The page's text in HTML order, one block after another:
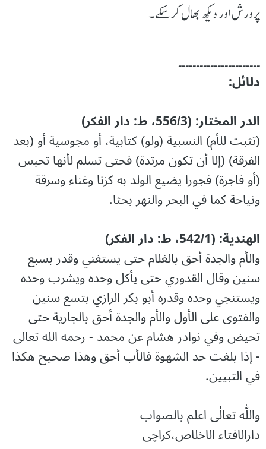
پرورش اور دیکھ بھال کرسکے۔
۔۔۔۔۔۔۔۔۔۔۔۔۔۔۔۔۔۔۔۔۔۔۔
دلائل:
الدر المختار: (556/3، ط: دار الفكر)
(تثبت للأم) النسبية (ولو) كتابية، أو مجوسية أو (بعد
الفرقة) (إلا أن تكون مرتدة) فحتى تسلم لأنها تحبس
(أو فاجرة) فجورا يضيع الولد به كزنا وغناء وسرقة
ونياحة كما في البحر والنهر بحثا.
الهندية: (542/1، ط: دار الفكر)
والأم والجدة أحق بالغلام حتى يستغني وقدر بسبع
سنين وقال القدوري حتى يأكل وحده ويشرب وحده
ويستنجي وحده وقدره أبو بكر الرازي بتسع سنين
والفتوى على الأول والأم والجدة أحق بالجارية حتى
تحيض وفي نوادر هشام عن محمد - رحمه الله تعالى
- إذا بلغت حد الشهوة فالأب أحق وهذا صحيح هكذا
في التبيين.
واللّٰه تعالٰی اعلم بالصواب
دارالافتاء الاخلاص،کراچی